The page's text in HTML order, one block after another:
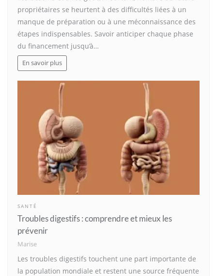
propriétaires se heurtent à des difficultés liées à un
manque de préparation ou à une méconnaissance des
étapes indispensables. Savoir anticiper chaque phase
du financement jusqu’à…
En savoir plus
SANTÉ
Troubles digestifs : comprendre et mieux les
prévenir
Marise
Les troubles digestifs touchent une part importante de
la population mondiale et restent une source fréquente